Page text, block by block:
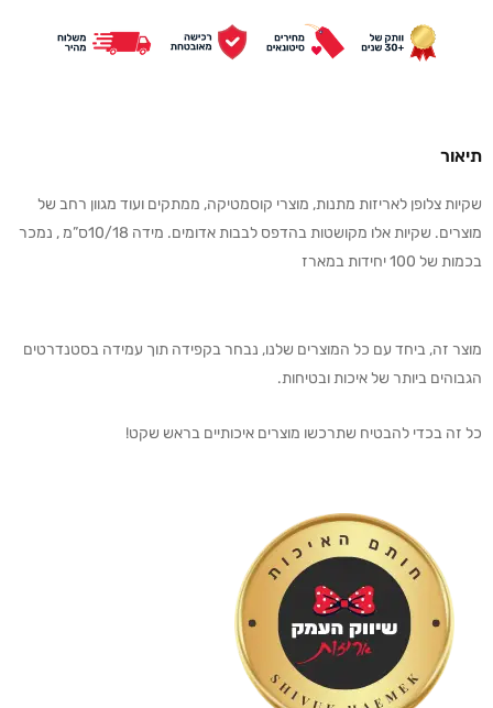
תיאור
שקיות צלופן לאריזות מתנות, מוצרי קוסמטיקה, ממתקים ועוד מגוון רחב של
מוצרים. שקיות אלו מקושטות בהדפס לבבות אדומים. מידה 10/18ס”מ , נמכר
בכמות של 100 יחידות במארז
מוצר זה, ביחד עם כל המוצרים שלנו, נבחר בקפידה תוך עמידה בסטנדרטים
הגבוהים ביותר של איכות ובטיחות.
כל זה בכדי להבטיח שתרכשו מוצרים איכותיים בראש שקט!